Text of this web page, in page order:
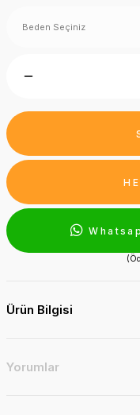
Ürün Bilgisi
Yorumlar